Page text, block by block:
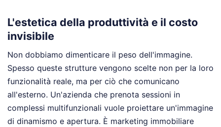
L'estetica della produttività e il costo
invisibile
Non dobbiamo dimenticare il peso dell'immagine.
Spesso queste strutture vengono scelte non per la loro
funzionalità reale, ma per ciò che comunicano
all'esterno. Un'azienda che prenota sessioni in
complessi multifunzionali vuole proiettare un'immagine
di dinamismo e apertura. È marketing immobiliare